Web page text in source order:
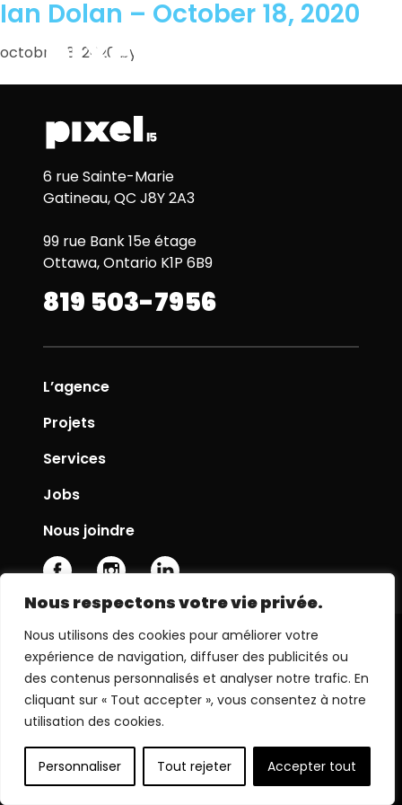
Nous respectons votre vie privée.
Nous utilisons des cookies pour améliorer votre
expérience de navigation, diffuser des publicités ou
des contenus personnalisés et analyser notre trafic. En
cliquant sur « Tout accepter », vous consentez à notre
utilisation des cookies.
Personnaliser Tout rejeter Accepter tout
Ian Dolan – October 18, 2020
octobre 18, 2020 by
6 rue Sainte-Marie
Gatineau, QC J8Y 2A3
99 rue Bank 15e étage
Ottawa, Ontario K1P 6B9
819 503-7956
L’agence
Projets
Services
Jobs
Nous joindre